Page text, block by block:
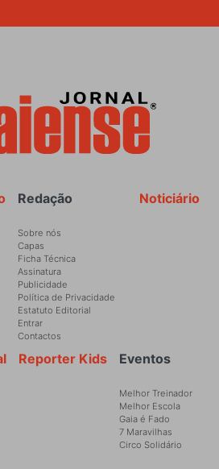
Noticiário
Redação
Sobre nós
Capas
Ficha Técnica
Assinatura
Publicidade
Política de Privacidade
Estatuto Editorial
Entrar
Contactos
Eventos
Melhor Treinador
Melhor Escola
Gaia é Fado
7 Maravilhas
Circo Solidário
Reporter Kids